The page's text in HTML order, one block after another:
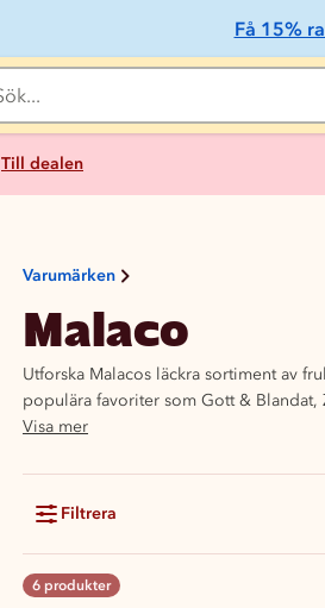
Få 15%
Till dealen
Varumärken
Malaco
Utforska Malacos läckra sortiment av
populära favoriter som Gott & Blandat,
Visa mer
Filtrera
6 produkter